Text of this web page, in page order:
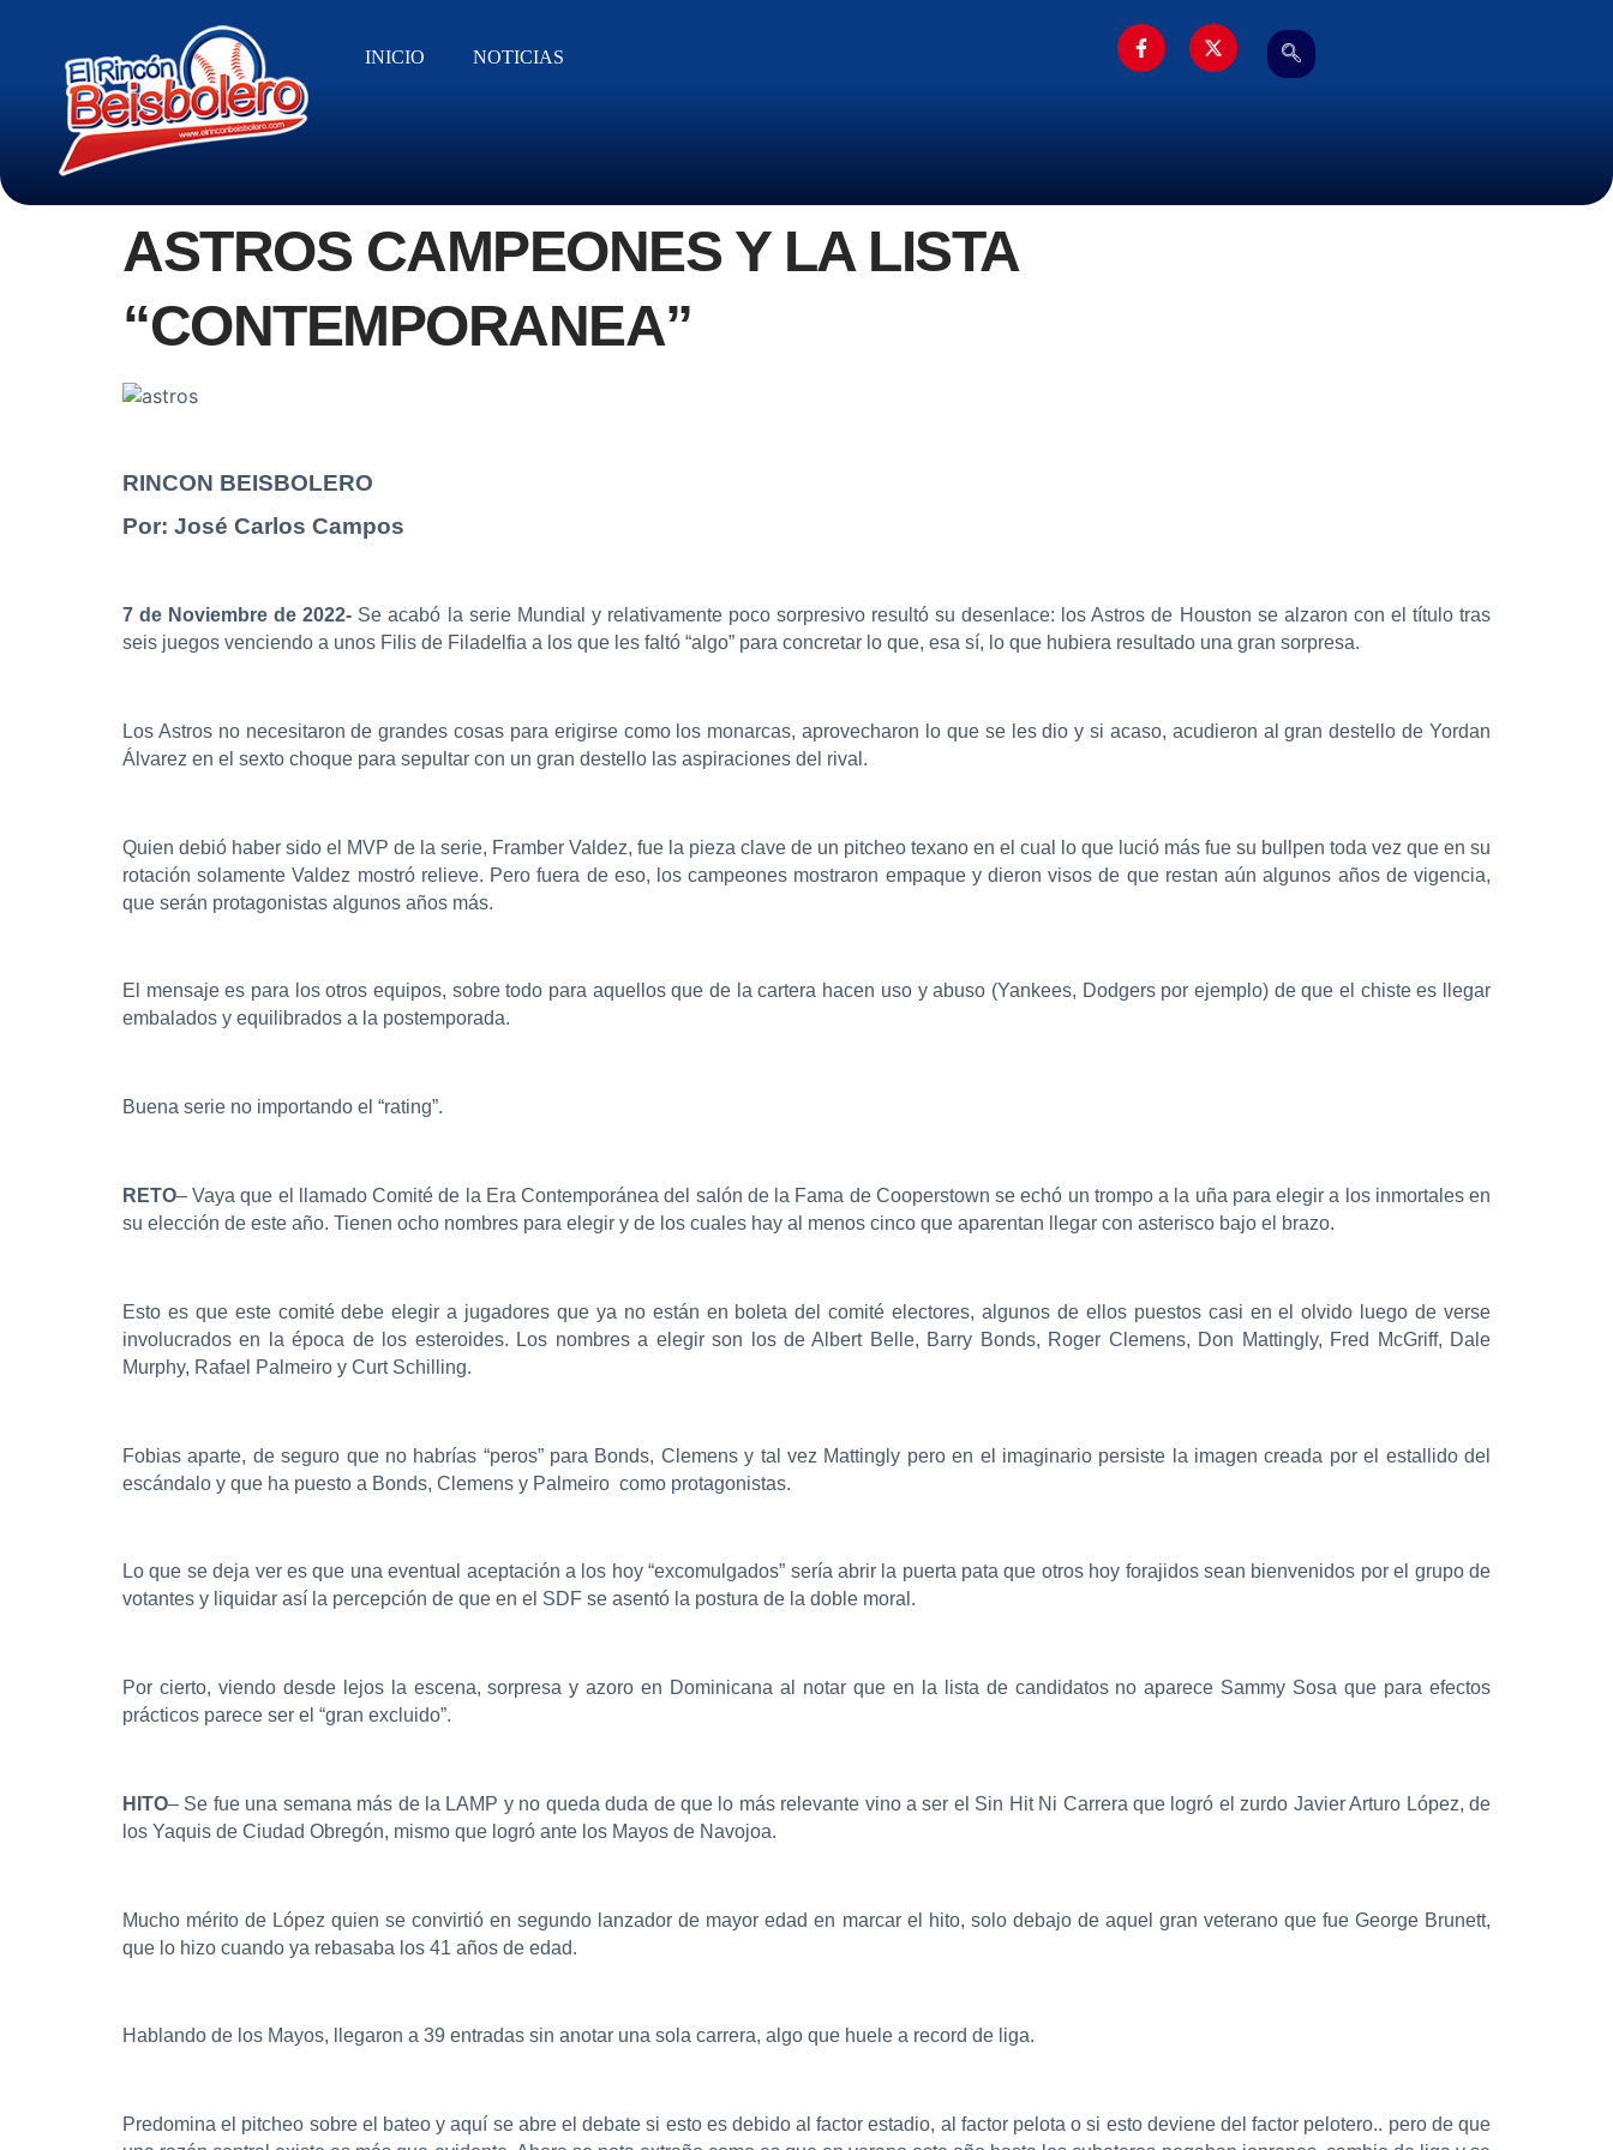
INICIO NOTICIAS
ASTROS CAMPEONES Y LA LISTA
“CONTEMPORANEA”
RINCON BEISBOLERO
Por: José Carlos Campos
7 de Noviembre de 2022- Se acabó la serie Mundial y relativamente poco sorpresivo resultó su desenlace: los Astros de Houston se alzaron con el título tras
seis juegos venciendo a unos Filis de Filadelfia a los que les faltó “algo” para concretar lo que, esa sí, lo que hubiera resultado una gran sorpresa.
Los Astros no necesitaron de grandes cosas para erigirse como los monarcas, aprovecharon lo que se les dio y si acaso, acudieron al gran destello de Yordan
Álvarez en el sexto choque para sepultar con un gran destello las aspiraciones del rival.
Quien debió haber sido el MVP de la serie, Framber Valdez, fue la pieza clave de un pitcheo texano en el cual lo que lució más fue su bullpen toda vez que en su
rotación solamente Valdez mostró relieve. Pero fuera de eso, los campeones mostraron empaque y dieron visos de que restan aún algunos años de vigencia,
que serán protagonistas algunos años más.
El mensaje es para los otros equipos, sobre todo para aquellos que de la cartera hacen uso y abuso (Yankees, Dodgers por ejemplo) de que el chiste es llegar
embalados y equilibrados a la postemporada.
Buena serie no importando el “rating”.
RETO– Vaya que el llamado Comité de la Era Contemporánea del salón de la Fama de Cooperstown se echó un trompo a la uña para elegir a los inmortales en
su elección de este año. Tienen ocho nombres para elegir y de los cuales hay al menos cinco que aparentan llegar con asterisco bajo el brazo.
Esto es que este comité debe elegir a jugadores que ya no están en boleta del comité electores, algunos de ellos puestos casi en el olvido luego de verse
involucrados en la época de los esteroides. Los nombres a elegir son los de Albert Belle, Barry Bonds, Roger Clemens, Don Mattingly, Fred McGriff, Dale
Murphy, Rafael Palmeiro y Curt Schilling.
Fobias aparte, de seguro que no habrías “peros” para Bonds, Clemens y tal vez Mattingly pero en el imaginario persiste la imagen creada por el estallido del
escándalo y que ha puesto a Bonds, Clemens y Palmeiro como protagonistas.
Lo que se deja ver es que una eventual aceptación a los hoy “excomulgados” sería abrir la puerta pata que otros hoy forajidos sean bienvenidos por el grupo de
votantes y liquidar así la percepción de que en el SDF se asentó la postura de la doble moral.
Por cierto, viendo desde lejos la escena, sorpresa y azoro en Dominicana al notar que en la lista de candidatos no aparece Sammy Sosa que para efectos
prácticos parece ser el “gran excluido”.
HITO– Se fue una semana más de la LAMP y no queda duda de que lo más relevante vino a ser el Sin Hit Ni Carrera que logró el zurdo Javier Arturo López, de
los Yaquis de Ciudad Obregón, mismo que logró ante los Mayos de Navojoa.
Mucho mérito de López quien se convirtió en segundo lanzador de mayor edad en marcar el hito, solo debajo de aquel gran veterano que fue George Brunett,
que lo hizo cuando ya rebasaba los 41 años de edad.
Hablando de los Mayos, llegaron a 39 entradas sin anotar una sola carrera, algo que huele a record de liga.
Predomina el pitcheo sobre el bateo y aquí se abre el debate si esto es debido al factor estadio, al factor pelota o si esto deviene del factor pelotero.. pero de que